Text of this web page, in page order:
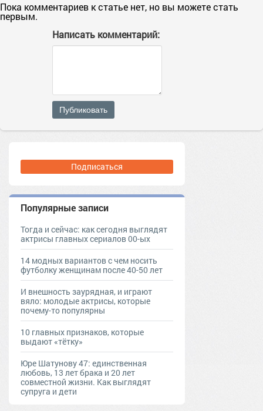
Пока комментариев к статье нет, но вы можете стать
первым.
Написать комментарий:
Публиковать
Подписаться
Популярные записи
Тогда и сейчас: как сегодня выглядят
актрисы главных сериалов 00-ых
14 модных вариантов с чем носить
футболку женщинам после 40-50 лет
И внешность заурядная, и играют
вяло: молодые актрисы, которые
почему-то популярны
10 главных признаков, которые
выдают «тётку»
Юре Шатунову 47: единственная
любoвь, 13 лет брака и 20 лет
совместной жизни. Как выглядят
супруга и дети